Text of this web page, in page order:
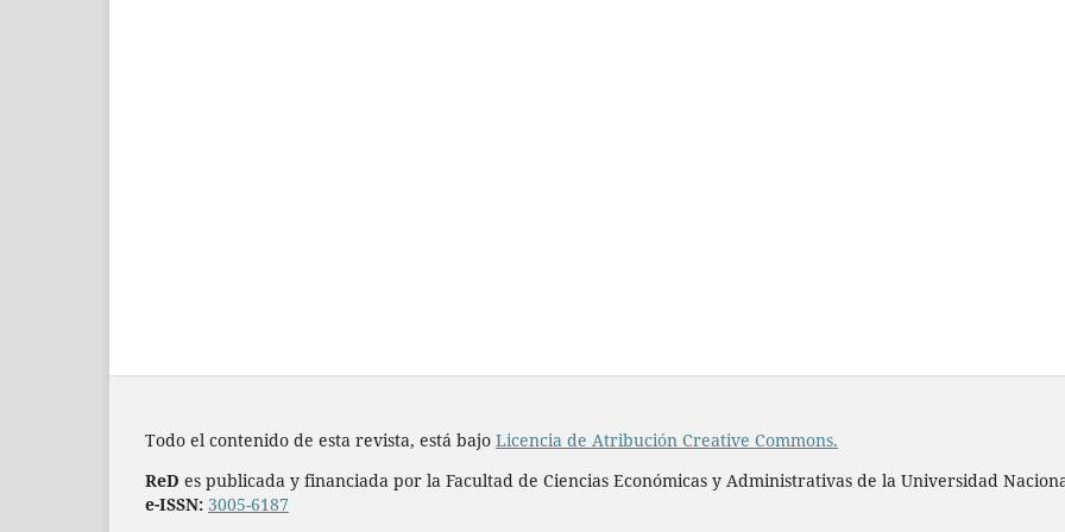
Todo el contenido de esta revista, está bajo Licencia de Atribución Creative Commons.
ReD es publicada y financiada por la Facultad de Ciencias Económicas y Administrativas de la Universidad
e-ISSN: 3005-6187